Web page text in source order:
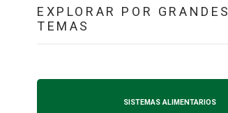
EXPLORAR POR GRANDES
TEMAS
SISTEMAS ALIMENTARIOS